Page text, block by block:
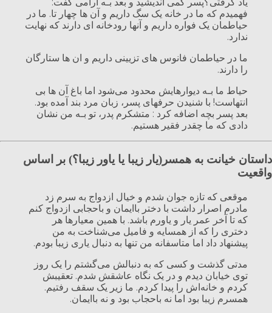
فهمیدم که ما در خانه یک سگ داریم و آن ها چهار تا. ما در
حیاطمان یک فواره داریم و آنها رودخانه ای دارند که نهایت
ندارد.
ما در حیاطمان فانوس های‌ تزیینی داریم و ان ها ستارگان
را دارند.
حیاط ما بـه دیوارهایش محدود می‌شود اما باغ آن ها بی
انتهاست! با شنیدن حرفهای پسر، زبان مرد بند آمده بود.
بعد پسر بچه اضافه کرد : متشکرم پدر، تو بـه من نشان
دادی که ما چقدر فقیر هستیم.
داستان خیانت به همسر(یار زیبا یا یاور زیبا؟) بر اساس
واقعیت
موقعی که تازه جوان شدم و خیال ازدواج به سرم زد
مادرم اصرار داشت با دختر باایمان و باحجابی ازدواج کنم
که تا آخر عمر یار و یاورم باشد. با همین معیارها هر
دختری را که از همسایه و فامیل می‌شناخت به من
پیشنهاد داد اما متاسفانه من تنها به دنبال یاری زیبا بودم.
مدتی گذشت و کسی که به دنبالش می‌گشتم را یک روز
توی خیابان دیدم و در یک نگاه عاشقش شدم. تعقیبش
کردم و خانه‌اش را پیدا کردم. ما زیر یک سقف رفتیم.
همسرم زیبا بود اما نه باحجاب بود و نه باایمان.